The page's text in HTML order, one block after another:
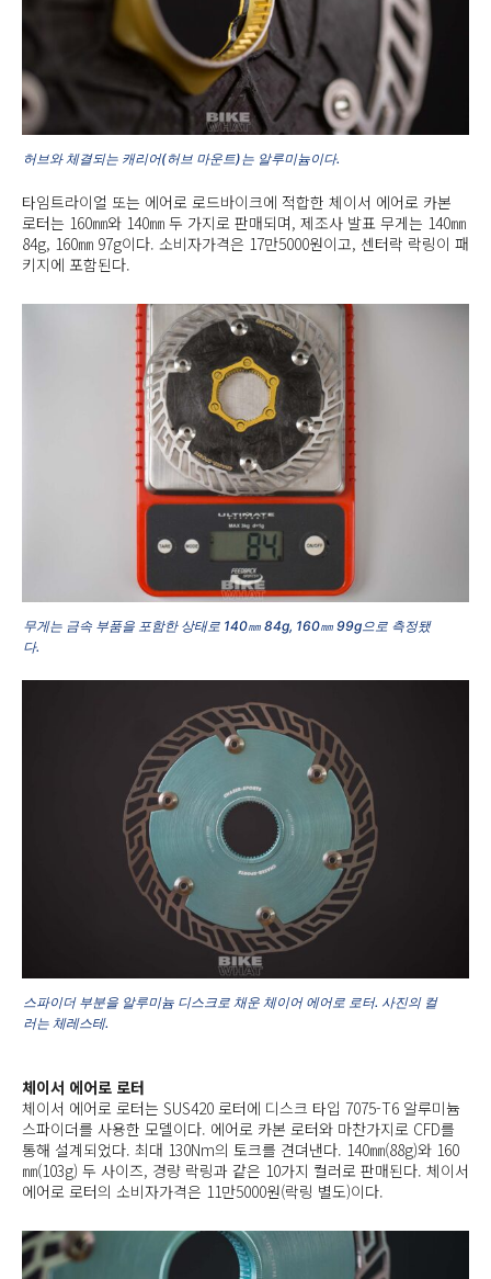
허브와 체결되는 캐리어(허브 마운트)는 알루미늄이다.
타임트라이얼 또는 에어로 로드바이크에 적합한 체이서 에어로 카본
로터는 160㎜와 140㎜ 두 가지로 판매되며, 제조사 발표 무게는 140㎜
84g, 160㎜ 97g이다. 소비자가격은 17만5000원이고, 센터락 락링이 패
키지에 포함된다.
무게는 금속 부품을 포함한 상태로 140㎜ 84g, 160㎜ 99g으로 측정됐
다.
스파이더 부분을 알루미늄 디스크로 채운 체이어 에어로 로터. 사진의 컬
러는 체레스테.
체이서 에어로 로터
체이서 에어로 로터는 SUS420 로터에 디스크 타입 7075-T6 알루미늄
스파이더를 사용한 모델이다. 에어로 카본 로터와 마찬가지로 CFD를
통해 설계되었다. 최대 130Nm의 토크를 견뎌낸다. 140㎜(88g)와 160
㎜(103g) 두 사이즈, 경량 락링과 같은 10가지 컬러로 판매된다. 체이서
에어로 로터의 소비자가격은 11만5000원(락링 별도)이다.